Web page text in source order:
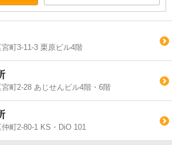
町3-11-3 栗原ビル4階
町2-28 あじせんビル4階・6階
町2-80-1 KS・DiO 101